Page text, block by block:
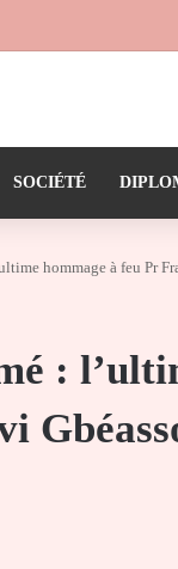
SOCIÉTÉ
hommage à feu Pr
: